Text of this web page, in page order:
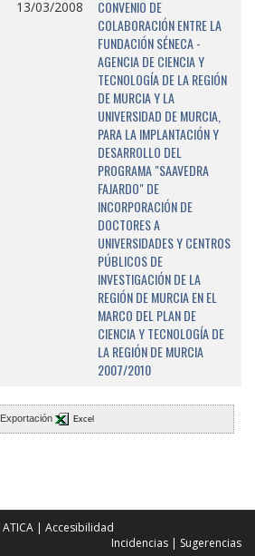
13/03/2008
CONVENIO DE
COLABORACIÓN ENTRE LA
FUNDACIÓN SÉNECA -
AGENCIA DE CIENCIA Y
TECNOLOGÍA DE LA REGIÓN
DE MURCIA Y LA
UNIVERSIDAD DE MURCIA,
PARA LA IMPLANTACIÓN Y
DESARROLLO DEL
PROGRAMA "SAAVEDRA
FAJARDO" DE
INCORPORACIÓN DE
DOCTORES A
UNIVERSIDADES Y CENTROS
PÚBLICOS DE
INVESTIGACIÓN DE LA
REGIÓN DE MURCIA EN EL
MARCO DEL PLAN DE
CIENCIA Y TECNOLOGÍA DE
LA REGIÓN DE MURCIA
2007/2010
Exportación Excel
ATICA | Accesibilidad
Incidencias | Sugerencias